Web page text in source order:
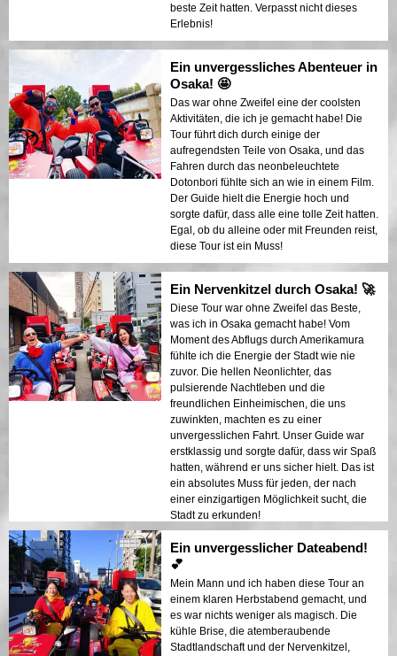
beste Zeit hatten. Verpasst nicht dieses
Erlebnis!
Ein unvergessliches Abenteuer in
Osaka! 🤩
Das war ohne Zweifel eine der coolsten
Aktivitäten, die ich je gemacht habe! Die
Tour führt dich durch einige der
aufregendsten Teile von Osaka, und das
Fahren durch das neonbeleuchtete
Dotonbori fühlte sich an wie in einem Film.
Der Guide hielt die Energie hoch und
sorgte dafür, dass alle eine tolle Zeit hatten.
Egal, ob du alleine oder mit Freunden reist,
diese Tour ist ein Muss!
Ein Nervenkitzel durch Osaka! 🚀
Diese Tour war ohne Zweifel das Beste,
was ich in Osaka gemacht habe! Vom
Moment des Abflugs durch Amerikamura
fühlte ich die Energie der Stadt wie nie
zuvor. Die hellen Neonlichter, das
pulsierende Nachtleben und die
freundlichen Einheimischen, die uns
zuwinkten, machten es zu einer
unvergesslichen Fahrt. Unser Guide war
erstklassig und sorgte dafür, dass wir Spaß
hatten, während er uns sicher hielt. Das ist
ein absolutes Muss für jeden, der nach
einer einzigartigen Möglichkeit sucht, die
Stadt zu erkunden!
Ein unvergesslicher Dateabend!
💕
Mein Mann und ich haben diese Tour an
einem klaren Herbstabend gemacht, und
es war nichts weniger als magisch. Die
kühle Brise, die atemberaubende
Stadtlandschaft und der Nervenkitzel,